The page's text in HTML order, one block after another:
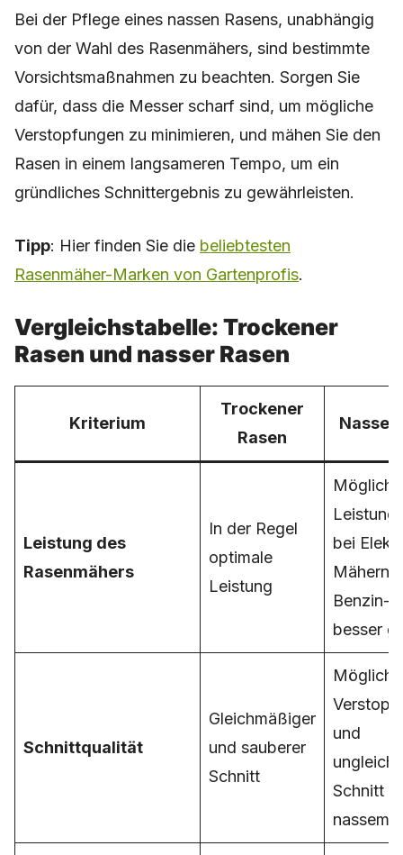
Bei der Pflege eines nassen Rasens, unabhängig
von der Wahl des Rasenmähers, sind bestimmte
Vorsichtsmaßnahmen zu beachten. Sorgen Sie
dafür, dass die Messer scharf sind, um mögliche
Verstopfungen zu minimieren, und mähen Sie den
Rasen in einem langsameren Tempo, um ein
gründliches Schnittergebnis zu gewährleisten.
Tipp: Hier finden Sie die beliebtesten
Rasenmäher-Marken von Gartenprofis.
Vergleichstabelle: Trockener
Rasen und nasser Rasen
Kriterium
Trockener
Rasen
Nasser
Leistung des
Rasenmähers
In der Regel
optimale
Leistung
bei
Mähern;
Benzin-
besser
Schnittqualität
Gleichmäßiger
und sauberer
Schnitt
Mögliche
und
Schnitt
nassem